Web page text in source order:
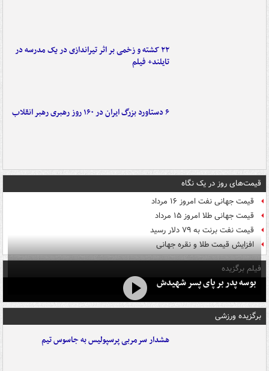
۲۲ کشته و زخمی بر اثر تیراندازی در یک مدرسه در
تایلند+ فیلم
۶ دستاورد بزرگ ایران در ۱۶۰ روز رهبری رهبر انقلاب
قیمت‌های روز در یک نگاه
قیمت جهانی نفت امروز ۱۶ مرداد
قیمت جهانی طلا امروز ۱۵ مرداد
قیمت نفت برنت به ۷۹ دلار رسید
افزایش قیمت طلا و نقره جهانی
فیلم برگزیده
بوسه‌ پدر بر پای پسر شهیدش
برگزیده ورزشی
هشدار سرمربی پرسپولیس به جاسوس تیم